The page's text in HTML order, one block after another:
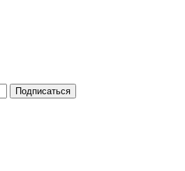
Подписаться